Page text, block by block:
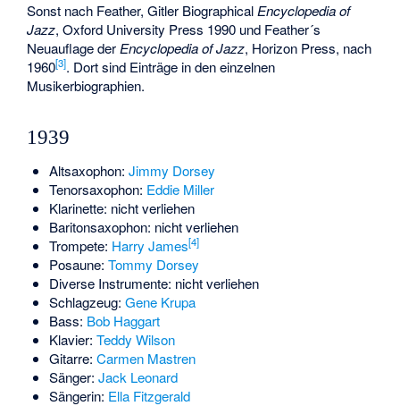
Sonst nach Feather, Gitler Biographical Encyclopedia of
Jazz, Oxford University Press 1990 und Feather´s
Neuauflage der Encyclopedia of Jazz, Horizon Press, nach
1960[3]. Dort sind Einträge in den einzelnen
Musikerbiographien.
1939
Altsaxophon: Jimmy Dorsey
Tenorsaxophon: Eddie Miller
Klarinette: nicht verliehen
Baritonsaxophon: nicht verliehen
Trompete: Harry James[4]
Posaune: Tommy Dorsey
Diverse Instrumente: nicht verliehen
Schlagzeug: Gene Krupa
Bass: Bob Haggart
Klavier: Teddy Wilson
Gitarre: Carmen Mastren
Sänger: Jack Leonard
Sängerin: Ella Fitzgerald